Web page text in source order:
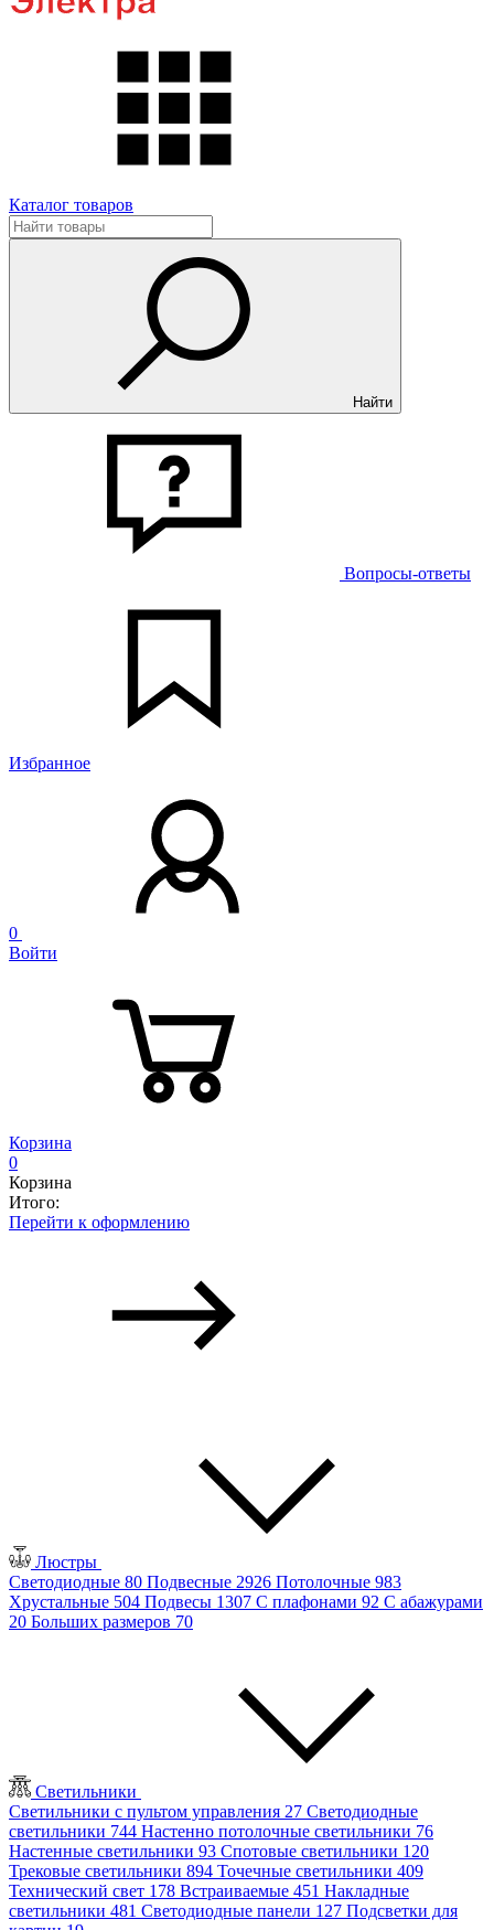
Каталог товаров
Найти
Вопросы-ответы
Избранное
0
Войти
Корзина
0
Корзина
Итого:
Перейти к оформлению
Люстры
Светодиодные 80 Подвесные 2926 Потолочные 983
Хрустальные 504 Подвесы 1307 С плафонами 92 С абажурами
20 Больших размеров 70
Светильники
Светильники с пультом управления 27 Светодиодные
светильники 744 Настенно потолочные светильники 76
Настенные светильники 93 Спотовые светильники 120
Трековые светильники 894 Точечные светильники 409
Технический свет 178 Встраиваемые 451 Накладные
светильники 481 Светодиодные панели 127 Подсветки для